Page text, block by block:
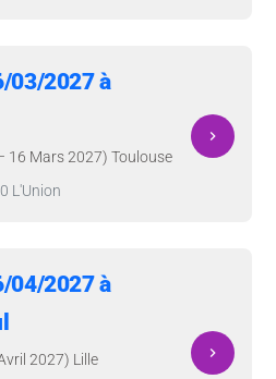
03/2027 à
16 Mars 2027) Toulouse
L'Union
navigate_next
04/2027 à
2027) Lille navigate_next